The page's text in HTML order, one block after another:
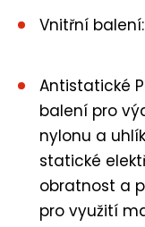
Vnitřní
Antistatické
balení pro
nylonu a
statické
obratnost a
pro využití